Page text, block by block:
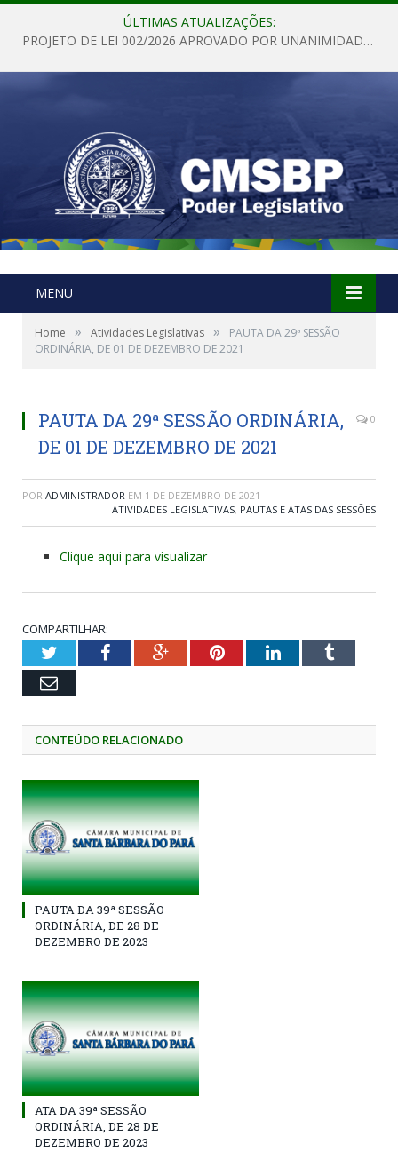
ÚLTIMAS ATUALIZAÇÕES:
PROJETO DE LEI 002/2026 APROVADO POR UNANIMIDADE EM SESSÃO ORDINÁRIA NESTA QUINTA – FEIRA 28 DE MAIO DE 2026
MENU
Home » Atividades Legislativas »
PAUTA DA 29ª SESSÃO
ORDINÁRIA, DE 01 DE DEZEMBRO DE 2021
PAUTA DA 29ª SESSÃO ORDINÁRIA,
DE 01 DE DEZEMBRO DE 2021
0
POR ADMINISTRADOR EM 1 DE DEZEMBRO DE 2021
ATIVIDADES LEGISLATIVAS, PAUTAS E ATAS DAS SESSÕES
Clique aqui para visualizar
COMPARTILHAR:
TwitterFacebookGoogle+PinterestLinkedInTumblr
Email
CONTEÚDO RELACIONADO
PAUTA DA 39ª SESSÃO
ORDINÁRIA, DE 28 DE
DEZEMBRO DE 2023
ATA DA 39ª SESSÃO
ORDINÁRIA, DE 28 DE
DEZEMBRO DE 2023